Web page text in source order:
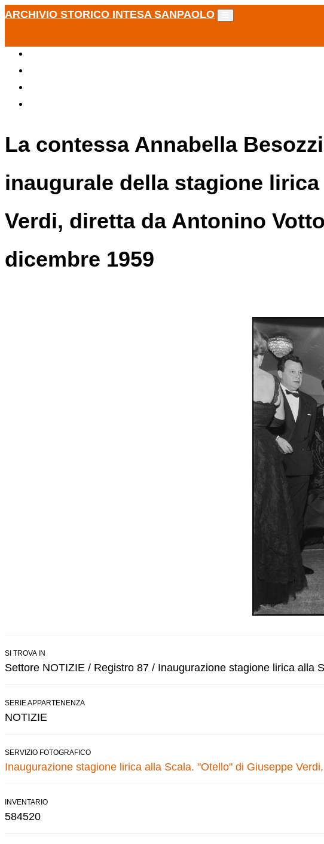
ARCHIVIO STORICO INTESA SANPAOLO
La contessa Annabella
inaugurale della stagione
Verdi, diretta da Antonino
dicembre 1959
SI TROVA IN
Settore NOTIZIE / Registro 87 / Inaugurazione stagione lirica alla
SERIE APPARTENENZA
NOTIZIE
SERVIZIO FOTOGRAFICO
Inaugurazione stagione lirica alla Scala. "Otello" di Giuseppe
INVENTARIO
584520